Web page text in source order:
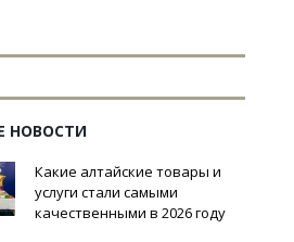
НОВОСТИ
Какие алтайские товары и
услуги стали самыми
качественными в 2026 году